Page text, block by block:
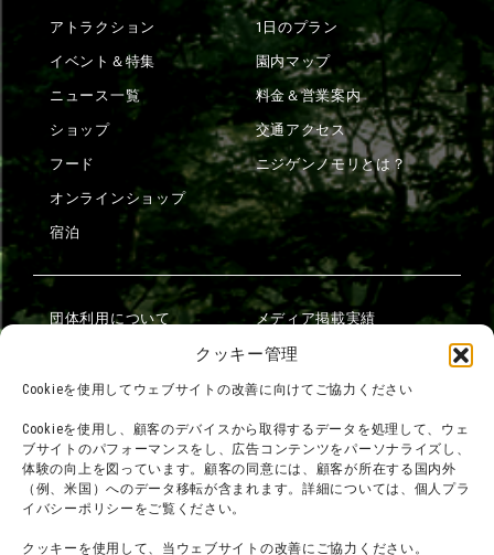
クッキー管理
Cookieを使用してウェブサイトの改善に向けてご協力ください
Cookieを使用し、顧客のデバイスから取得するデータを処理して、ウェ
ブサイトのパフォーマンスをし、広告コンテンツをパーソナライズし、
体験の向上を図っています。顧客の同意には、顧客が所在する国内外
（例、米国）へのデータ移転が含まれます。詳細については、個人プラ
イバシーポリシーをご覧ください。
クッキーを使用して、当ウェブサイトの改善にご協力ください。
アトラクション
イベント＆特集
ニュース一覧
ショップ
フード
オンラインショップ
宿泊
1日のプラン
園内マップ
料金＆営業案内
交通アクセス
ニジゲンノモリとは？
団体利用について
チームビルディング計画
よくある質問・
利用規約
プライバシーポリシー
プレスリリース
メディア掲載実績
SNS
法令に基づく表記
会社概要
スタッフ募集